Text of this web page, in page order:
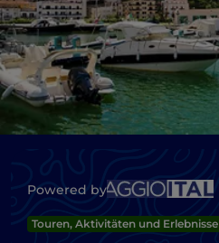
Powered by
Touren, Aktivitäten und Erlebnisse